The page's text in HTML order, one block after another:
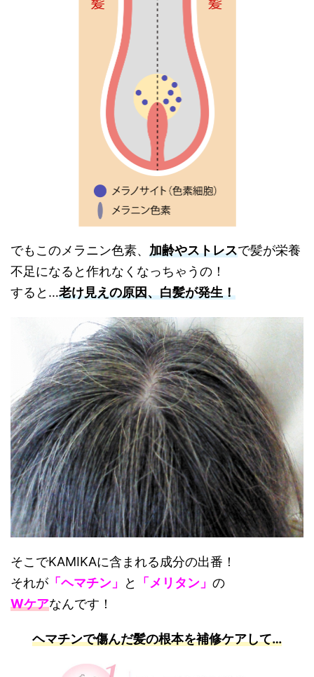
でもこのメラニン色素、 加齢やストレスで髪が栄養
不足になると作れなくなっちゃうの！
すると…老け見えの原因、白髪が発生！
そこでKAMIKAに含まれる成分の出番！
それが 「ヘマチン」 と 「メリタン」 の
Wケアなんです！
ヘマチンで傷んだ髪の根本を補修ケアして…